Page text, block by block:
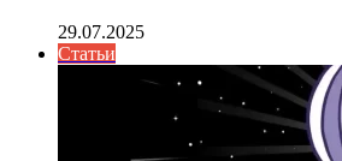
29.07.2025
Статьи